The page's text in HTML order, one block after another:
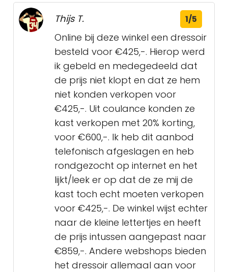
Thijs T. 1/5
Online bij deze winkel een dressoir
besteld voor €425,-. Hierop werd
ik gebeld en medegedeeld dat
de prijs niet klopt en dat ze hem
niet konden verkopen voor
€425,-. Uit coulance konden ze
kast verkopen met 20% korting,
voor €600,-. Ik heb dit aanbod
telefonisch afgeslagen en heb
rondgezocht op internet en het
lijkt/leek er op dat de ze mij de
kast toch echt moeten verkopen
voor €425,-. De winkel wijst echter
naar de kleine lettertjes en heeft
de prijs intussen aangepast naar
€859,-. Andere webshops bieden
het dressoir allemaal aan voor